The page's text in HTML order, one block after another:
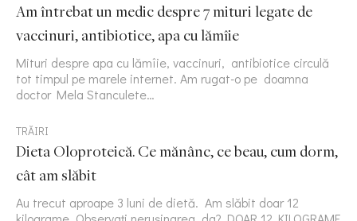
Am întrebat un medic despre 7 mituri legate de
vaccinuri, antibiotice, apa cu lămîie
Mituri despre apa cu lămîie, vaccinuri, antibiotice circulă
tot timpul pe marele internet. Am rugat-o pe doamna
doctor Mela Stanculete…
TRĂIRI
Dieta Oloproteică. Ce mănânc, ce beau, cum dorm,
cât am slăbit
Au trecut aproape 3 luni de dietă. Am slăbit doar 12